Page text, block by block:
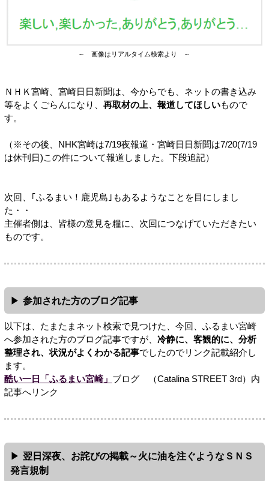
～ 画像はリアルタイム検索より ～
ＮＨＫ宮崎、宮崎日日新聞は、今からでも、ネットの書き込み
等をよくごらんになり、 再取材の上、報道してほしいもので
す。
（※その後、NHK宮崎は7/19夜報道・宮崎日日新聞は7/20(7/19
は休刊日)この件について報道しました。下段追記）
次回、｢ふるまい！鹿児島｣もあるようなことを目にしまし
た・・
主催者側は、皆様の意見を糧に、次回につなげていただきたい
ものです。
参加された方のブログ記事
以下は、たまたまネット検索で見つけた、今回、ふるまい宮崎
へ参加された方のブログ記事ですが、 冷静に、客観的に、分析
整理され、状況がよくわかる記事でしたのでリンク記載紹介し
ます。
酷い一日「ふるまい宮崎」 ブログ （Catalina STREET 3rd）内
記事へリンク
翌日深夜、お詫びの掲載～火に油を注ぐようなＳＮＳ
発言規制